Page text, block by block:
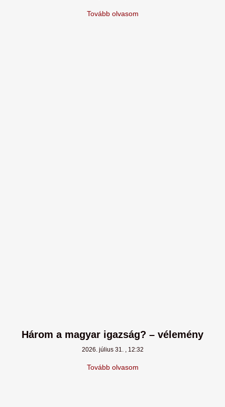
Tovább olvasom
Három a magyar igazság? – vélemény
2026. július 31. 12:32
Tovább olvasom